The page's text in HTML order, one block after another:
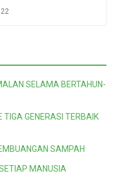
SELAMA BERTAHUN-
TIGA GENERASI TERBAIK
SAMPAH
MANUSIA